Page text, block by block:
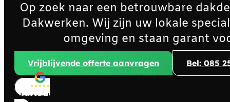
Op zoek naar een betrouwbare
Dakwerken. Wij zijn uw lokale
omgeving en staan garant
Vrijblijvende offerte aanvragen Bel: 085
Klanten beoordelen ons met